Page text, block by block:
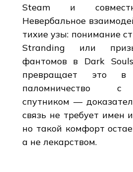
Steam и
Невербальное
тихие узы: понимание
Stranding или
фантомов в Dark
превращает это в
паломничество
спутником —
связь не требует имен
но такой комфорт
а не лекарством.